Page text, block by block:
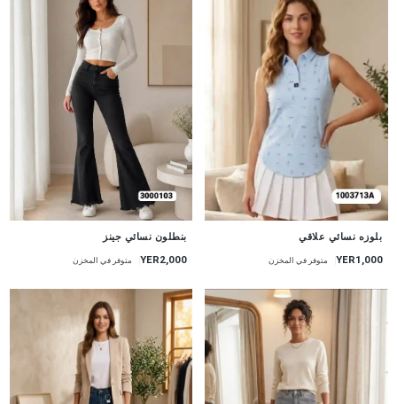
جديد
بلوزه نسائي علاقي
YER1,000 متوفر في المخزن
بنطلون نسائي جينز
YER2,000 متوفر في المخزن